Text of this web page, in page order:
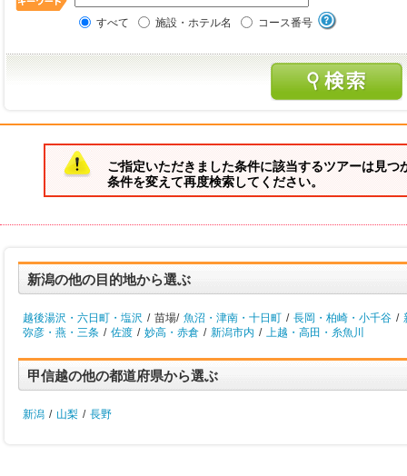
すべて 施設・ホテル名 コース番号
ご指定いただきました条件に該当するツアーは見つ
条件を変えて再度検索してください。
新潟の他の目的地から選ぶ
越後湯沢・六日町・塩沢 / 苗場/ 魚沼・津南・十日町 / 長岡・柏崎・小千谷 /
弥彦・燕・三条 / 佐渡 / 妙高・赤倉 / 新潟市内 / 上越・高田・糸魚川
甲信越の他の都道府県から選ぶ
新潟 / 山梨 / 長野